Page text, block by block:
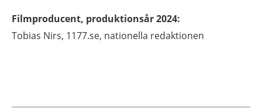
Filmproducent, produktionsår 2024:
Tobias Nirs, 1177.se, nationella redaktionen